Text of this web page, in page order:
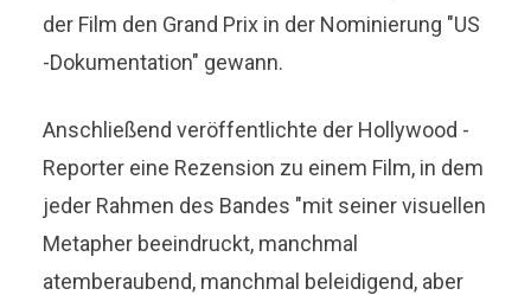
der Film den Grand Prix in der Nominierung "US
-Dokumentation" gewann.
Anschließend veröffentlichte der Hollywood -
Reporter eine Rezension zu einem Film, in dem
jeder Rahmen des Bandes "mit seiner visuellen
Metapher beeindruckt, manchmal
atemberaubend, manchmal beleidigend, aber